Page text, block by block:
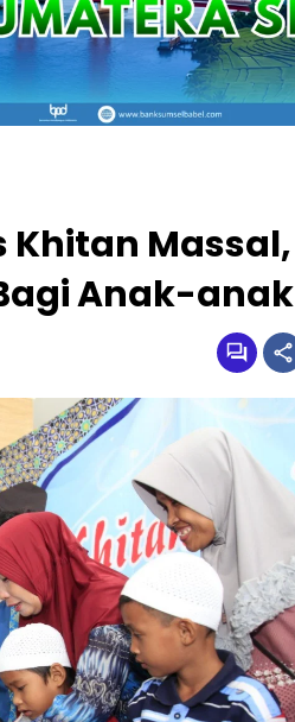
Khitan Massal,
Anak-anak